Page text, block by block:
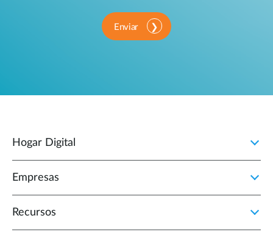
Enviar
Hogar Digital
Empresas
Recursos